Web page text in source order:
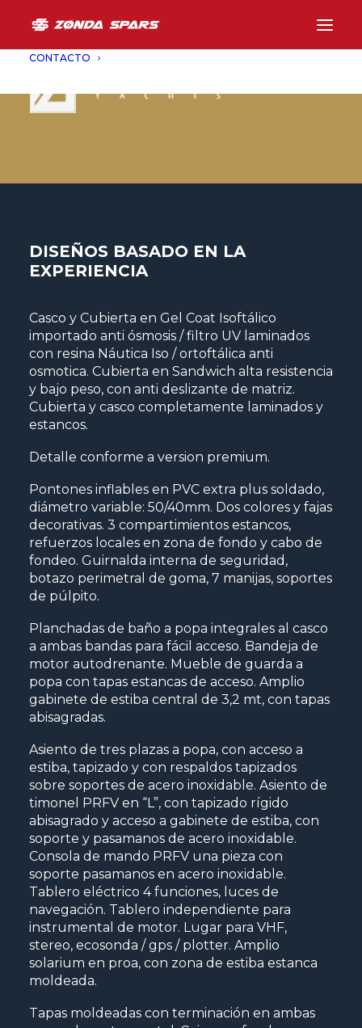
CONTACTO
DISEÑOS BASADO EN LA
EXPERIENCIA
Casco y Cubierta en Gel Coat Isoftálico
importado anti ósmosis / filtro UV laminados
con resina Náutica Iso / ortoftálica anti
osmotica. Cubierta en Sandwich alta resistencia
y bajo peso, con anti deslizante de matriz.
Cubierta y casco completamente laminados y
estancos.
Detalle conforme a version premium.
Pontones inflables en PVC extra plus soldado,
diámetro variable: 50/40mm. Dos colores y fajas
decorativas. 3 compartimientos estancos,
refuerzos locales en zona de fondo y cabo de
fondeo. Guirnalda interna de seguridad,
botazo perimetral de goma, 7 manijas, soportes
de púlpito.
Planchadas de baño a popa integrales al casco
a ambas bandas para fácil acceso. Bandeja de
motor autodrenante. Mueble de guarda a
popa con tapas estancas de acceso. Amplio
gabinete de estiba central de 3,2 mt, con tapas
abisagradas.
Asiento de tres plazas a popa, con acceso a
estiba, tapizado y con respaldos tapizados
sobre soportes de acero inoxidable. Asiento de
timonel PRFV en “L”, con tapizado rígido
abisagrado y acceso a gabinete de estiba, con
soporte y pasamanos de acero inoxidable.
Consola de mando PRFV una pieza con
soporte pasamanos en acero inoxidable.
Tablero eléctrico 4 funciones, luces de
navegación. Tablero independiente para
instrumental de motor. Lugar para VHF,
stereo, ecosonda / gps / plotter. Amplio
solarium en proa, con zona de estiba estanca
moldeada.
Tapas moldeadas con terminación en ambas